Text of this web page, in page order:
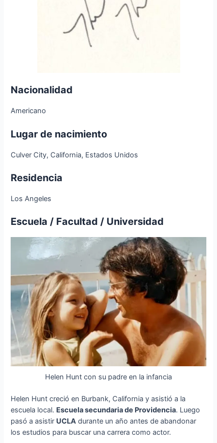
Nacionalidad
Americano
Lugar de nacimiento
Culver City, California, Estados Unidos
Residencia
Los Angeles
Escuela / Facultad / Universidad
Helen Hunt con su padre en la infancia
Helen Hunt creció en Burbank, California y asistió a la
escuela local. Escuela secundaria de Providencia. Luego
pasó a asistir UCLA durante un año antes de abandonar
los estudios para buscar una carrera como actor.